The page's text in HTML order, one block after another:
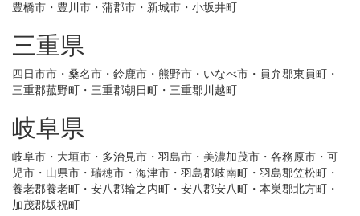
豊橋市・豊川市・蒲郡市・新城市・小坂井町
三重県
四日市市・桑名市・鈴鹿市・熊野市・いなべ市・員弁郡東員町・
三重郡菰野町・三重郡朝日町・三重郡川越町
岐阜県
岐阜市・大垣市・多治見市・羽島市・美濃加茂市・各務原市・可
児市・山県市・瑞穂市・海津市・羽島郡岐南町・羽島郡笠松町・
養老郡養老町・安八郡輪之内町・安八郡安八町・本巣郡北方町・
加茂郡坂祝町